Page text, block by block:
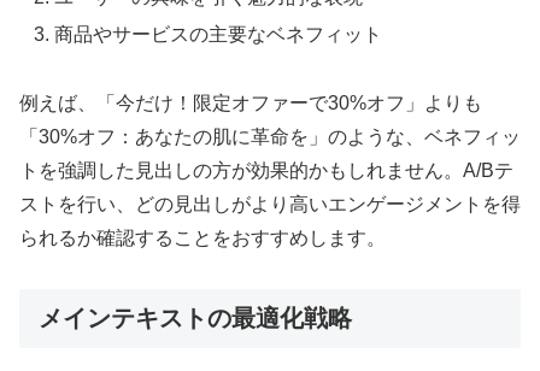
商品やサービスの主要なベネフィット
例えば、「今だけ！限定オファーで30%オフ」よりも
「30%オフ：あなたの肌に革命を」のような、ベネフィッ
トを強調した見出しの方が効果的かもしれません。A/Bテ
ストを行い、どの見出しがより高いエンゲージメントを得
られるか確認することをおすすめします。
メインテキストの最適化戦略